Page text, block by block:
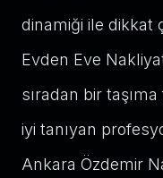
dinamiği ile dikkat
Evden Eve
sıradan bir
iyi tanıyan
Ankara Özdemir